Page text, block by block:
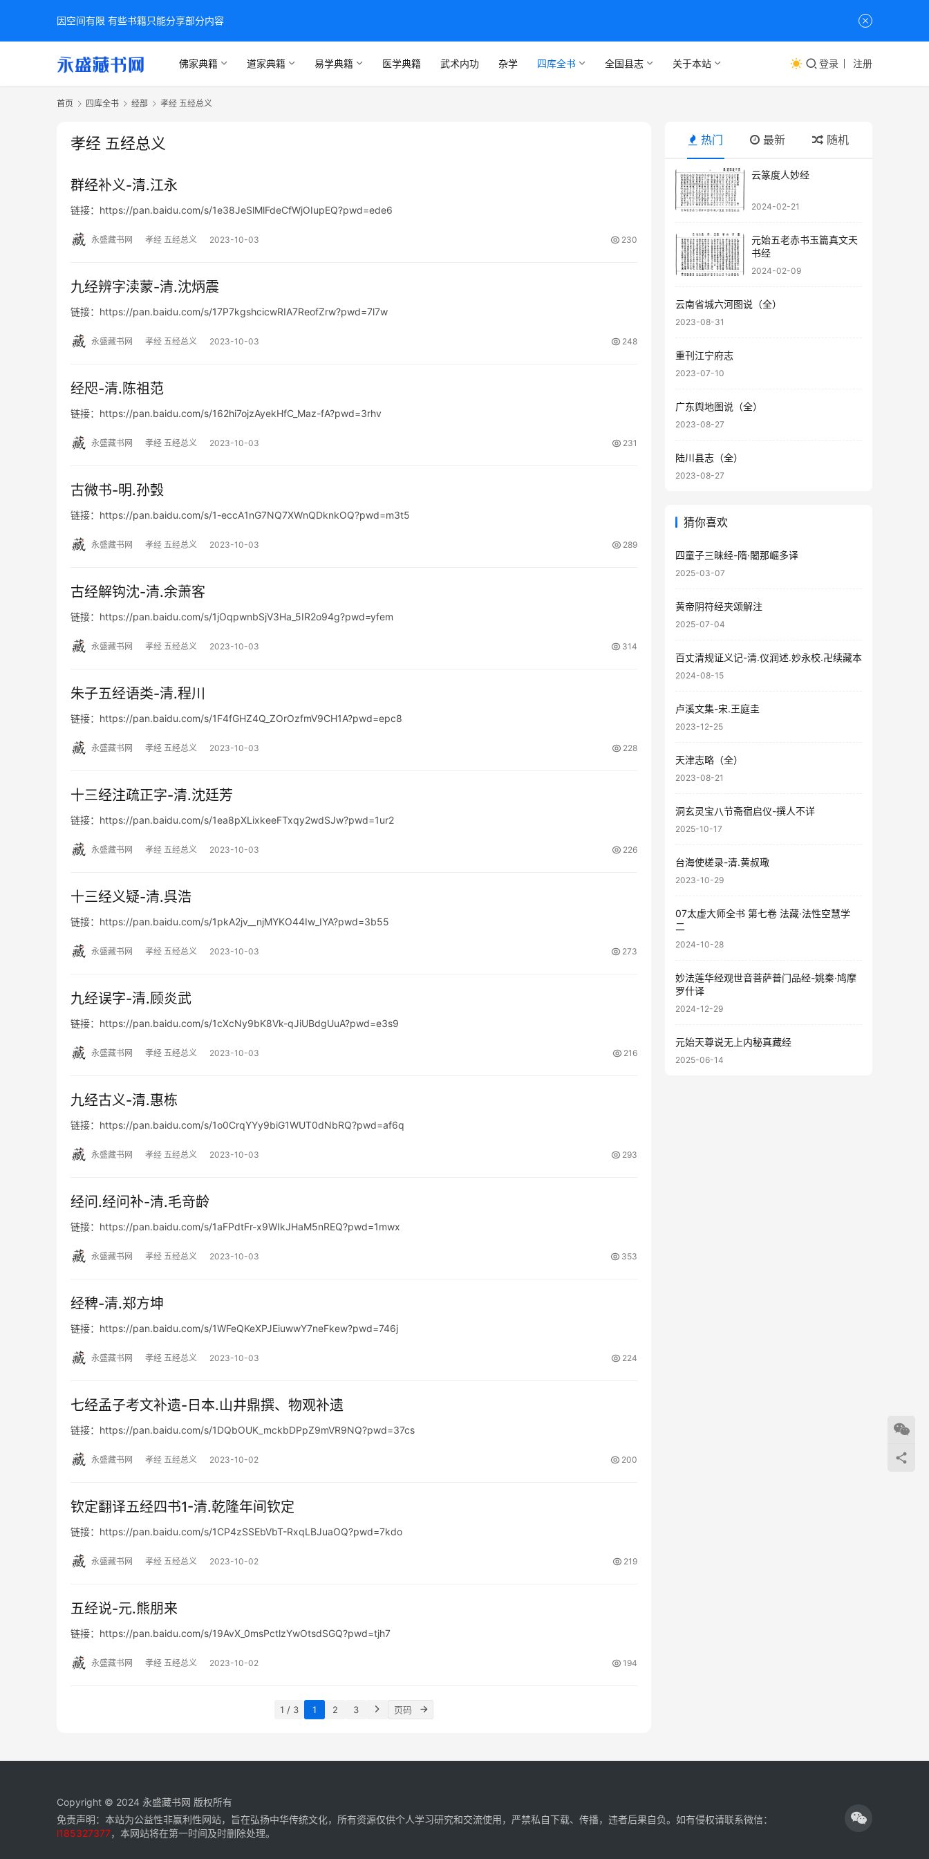
佛家典籍 道家典籍 易学典籍 医学典籍 武术内功 杂学 四库全书 全国县志 关于本站 登录 注册
首页 四库全书 经部 孝经 五经总义
孝经 五经总义
群经补义-清.江永
链接：https://pan.baidu.com/s/1e38JeSlMlFdeCfWjOIupEQ?pwd=ede6
永盛藏书网 孝经 五经总义 2023-10-03 230
九经辨字渎蒙-清.沈炳震
链接：https://pan.baidu.com/s/17P7kgshcicwRIA7ReofZrw?pwd=7l7w
永盛藏书网 孝经 五经总义 2023-10-03 248
经咫-清.陈祖范
链接：https://pan.baidu.com/s/162hi7ojzAyekHfC_Maz-fA?pwd=3rhv
永盛藏书网 孝经 五经总义 2023-10-03 231
古微书-明.孙瑴
链接：https://pan.baidu.com/s/1-eccA1nG7NQ7XWnQDknkOQ?pwd=m3t5
永盛藏书网 孝经 五经总义 2023-10-03 289
古经解钩沈-清.余萧客
链接：https://pan.baidu.com/s/1jOqpwnbSjV3Ha_5IR2o94g?pwd=yfem
永盛藏书网 孝经 五经总义 2023-10-03 314
朱子五经语类-清.程川
链接：https://pan.baidu.com/s/1F4fGHZ4Q_ZOrOzfmV9CH1A?pwd=epc8
永盛藏书网 孝经 五经总义 2023-10-03 228
十三经注疏正字-清.沈廷芳
链接：https://pan.baidu.com/s/1ea8pXLixkeeFTxqy2wdSJw?pwd=1ur2
永盛藏书网 孝经 五经总义 2023-10-03 226
十三经义疑-清.呉浩
链接：https://pan.baidu.com/s/1pkA2jv__njMYKO44Iw_IYA?pwd=3b55
永盛藏书网 孝经 五经总义 2023-10-03 273
九经误字-清.顾炎武
链接：https://pan.baidu.com/s/1cXcNy9bK8Vk-qJiUBdgUuA?pwd=e3s9
永盛藏书网 孝经 五经总义 2023-10-03 216
九经古义-清.惠栋
链接：https://pan.baidu.com/s/1o0CrqYYy9biG1WUT0dNbRQ?pwd=af6q
永盛藏书网 孝经 五经总义 2023-10-03 293
经问.经问补-清.毛竒龄
链接：https://pan.baidu.com/s/1aFPdtFr-x9WIkJHaM5nREQ?pwd=1mwx
永盛藏书网 孝经 五经总义 2023-10-03 353
经稗-清.郑方坤
链接：https://pan.baidu.com/s/1WFeQKeXPJEiuwwY7neFkew?pwd=746j
永盛藏书网 孝经 五经总义 2023-10-03 224
七经孟子考文补遗-日本.山井鼎撰、物观补遗
链接：https://pan.baidu.com/s/1DQbOUK_mckbDPpZ9mVR9NQ?pwd=37cs
永盛藏书网 孝经 五经总义 2023-10-02 200
钦定翻译五经四书1-清.乾隆年间钦定
链接：https://pan.baidu.com/s/1CP4zSSEbVbT-RxqLBJuaOQ?pwd=7kdo
永盛藏书网 孝经 五经总义 2023-10-02 219
五经说-元.熊朋来
链接：https://pan.baidu.com/s/19AvX_0msPctlzYwOtsdSGQ?pwd=tjh7
永盛藏书网 孝经 五经总义 2023-10-02 194
1 / 3 1 2 3
热门 最新 随机
云篆度人妙经
2024-02-21
元始五老赤书玉篇真文天
书经
2024-02-09
云南省城六河图说（全）
2023-08-31
重刊江宁府志
2023-07-10
广东舆地图说（全）
2023-08-27
陆川县志（全）
2023-08-27
猜你喜欢
四童子三昧经-隋·闍那崛多译
2025-03-07
黄帝阴符经夹颂解注
2025-07-04
百丈清规证义记-清.仪润述.妙永校.卍续藏本
2024-08-15
卢溪文集-宋.王庭圭
2023-12-25
天津志略（全）
2023-08-21
洞玄灵宝八节斋宿启仪-撰人不详
2025-10-17
台海使槎录-清.黄叔璥
2023-10-29
07太虚大师全书 第七卷 法藏·法性空慧学
二
2024-10-28
妙法莲华经观世音菩萨普门品经-姚秦·鸠摩
罗什译
2024-12-29
元始天尊说无上内秘真藏经
2025-06-14
Copyright © 2024 永盛藏书网 版权所有
免责声明：本站为公益性非赢利性网站，旨在弘扬中华传统文化，所有资源仅供个人学习研究和交流使用，严禁私自下载、传播，违者后果自负。如有侵权请联系微信：
l185327377，本网站将在第一时间及时删除处理。
因空间有限 有些书籍只能分享部分内容